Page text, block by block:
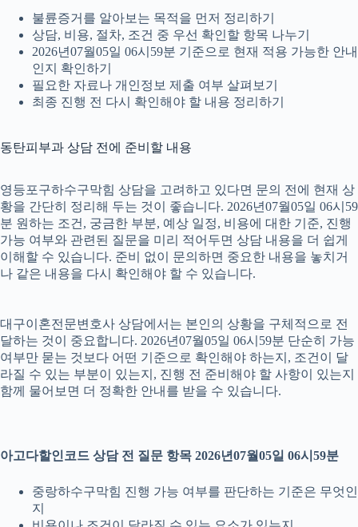
불륜증거를 알아보는 목적을 먼저 정리하기
상담, 비용, 절차, 조건 중 우선 확인할 항목 나누기
2026년07월05일 06시59분 기준으로 현재 적용 가능한 안내
인지 확인하기
필요한 자료나 개인정보 제출 여부 살펴보기
최종 진행 전 다시 확인해야 할 내용 정리하기
동탄피부과 상담 전에 준비할 내용
영등포구하수구막힘 상담을 고려하고 있다면 문의 전에 현재 상
황을 간단히 정리해 두는 것이 좋습니다. 2026년07월05일 06시59
분 원하는 조건, 궁금한 부분, 예상 일정, 비용에 대한 기준, 진행
가능 여부와 관련된 질문을 미리 적어두면 상담 내용을 더 쉽게
이해할 수 있습니다. 준비 없이 문의하면 중요한 내용을 놓치거
나 같은 내용을 다시 확인해야 할 수 있습니다.
대구이혼전문변호사 상담에서는 본인의 상황을 구체적으로 전
달하는 것이 중요합니다. 2026년07월05일 06시59분 단순히 가능
여부만 묻는 것보다 어떤 기준으로 확인해야 하는지, 조건이 달
라질 수 있는 부분이 있는지, 진행 전 준비해야 할 사항이 있는지
함께 물어보면 더 정확한 안내를 받을 수 있습니다.
아고다할인코드 상담 전 질문 항목 2026년07월05일 06시59분
중랑하수구막힘 진행 가능 여부를 판단하는 기준은 무엇인
지